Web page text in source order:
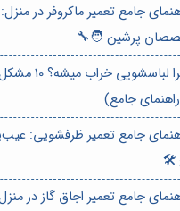
پرشین 🧑‍🔧
⭐️ چرا
جامع)
جامع تعمیر ظرفشویی:
🛠️
جامع تعمیر اجاق گاز در